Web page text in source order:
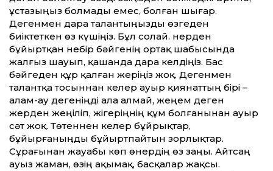
ұстазыңыз болмады емес, болған шығар.
Дегенмен дара талантыңызды өзгеден
биіктеткен өз күшіңіз. Бұл солай. Өнерден
бұйыртқан небір бәйгенің ортақ шабысында
жалғыз шауып, қашанда дара келдіңіз. Бас
бәйгеден құр қалған жеріңіз жоқ. Дегенмен
талантқа тосыннан келер ауыр қиянат­тың бірі –
алам-ау дегеніңді ала алмай, жеңем деген
жерден жеңіліп, жігеріңнің құм болғанынан ауыр
сәт жоқ. Төтеннен келер бұйрықтар,
бұйырғаныңды бұйырт­пайтын зорлықтар.
Сұрағынан жауабы көп өнердің өз заңы. Айтсаң
ауыз жаман, өзің ақымақ, басқалар жақсы.